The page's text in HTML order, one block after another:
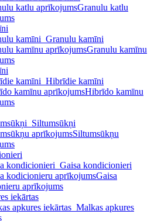
Granulu katlu
Granulu kamīni
Granulu kamīnu
Hibrīdie kamīni
Hibrīdo kamīnu
Siltumsūkņi
Siltumsūkņu
Gaisa kondicionieri
Gaisa
aprīkojums
iekārtas
Malkas apkures